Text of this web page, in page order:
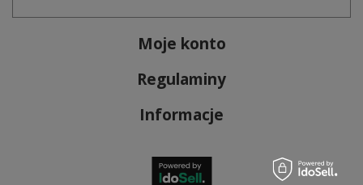
Moje konto
Regulaminy
Informacje